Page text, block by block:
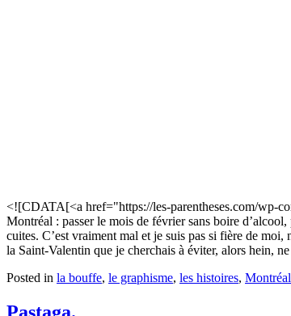
<![CDATA[<a href="https://les-parentheses.com/wp-
Montréal : passer le mois de février sans boire
cuites. C’est vraiment mal et je suis pas si fière de
la Saint-Valentin que je cherchais à éviter, alors hein,
Posted in la bouffe, le graphisme, les histoires, Montréal
Pastaga.